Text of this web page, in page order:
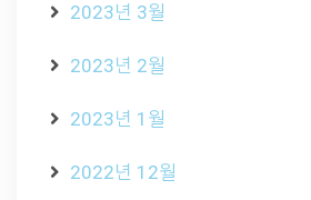
2023년 3월
2023년 2월
2023년 1월
2022년 12월